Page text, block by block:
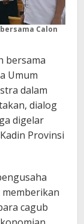
Calon
bersama
Umum
dalam
dialog
digelar
Provinsi
cagub